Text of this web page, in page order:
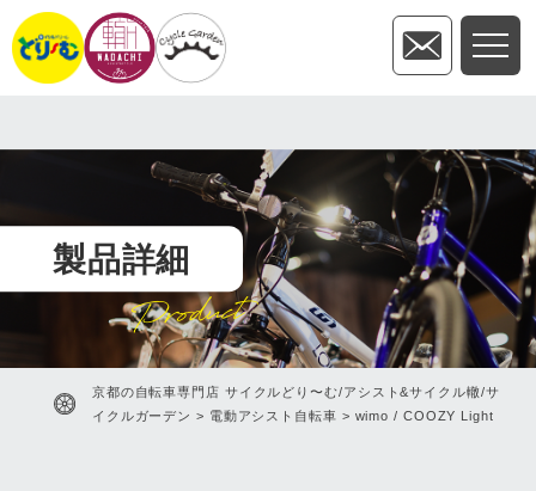
製品詳細
Product
京都の自転車専門店 サイクルどり〜む/アシスト&サイクル轍/サ
イクルガーデン > 電動アシスト自転車 > wimo / COOZY Light